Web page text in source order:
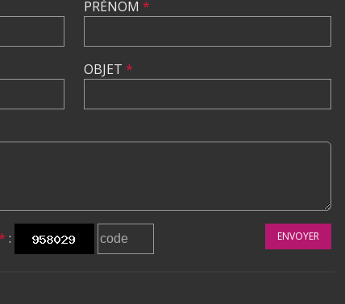
PRÉNOM *
OBJET *
: ENVOYER